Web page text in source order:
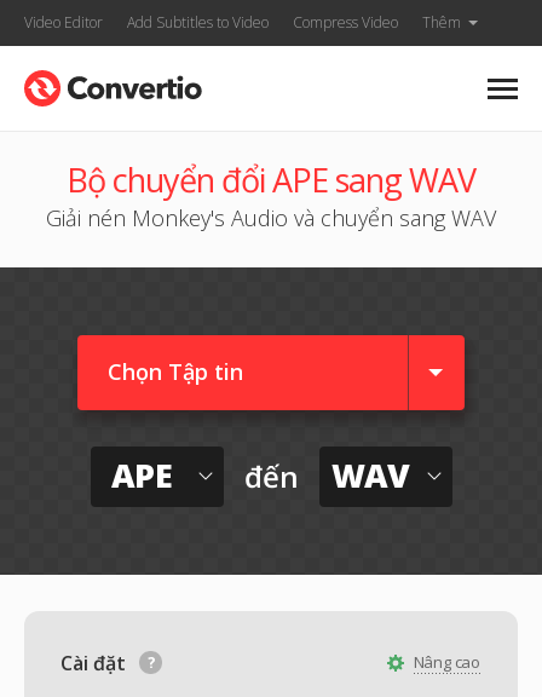
Video Editor Add Subtitles to Video Compress Video Thêm
Bộ chuyển đổi APE sang WAV
Giải nén Monkey's Audio và chuyển sang WAV
Chọn Tập tin
APE đến WAV
Nâng cao
Cài đặt